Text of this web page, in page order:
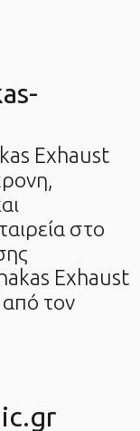
Exhaust
στο
Exhaust
τον